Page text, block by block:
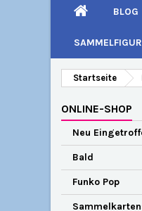
BLOG
Startseite
ONLINE-SHOP
Neu
Bald
Funko Pop